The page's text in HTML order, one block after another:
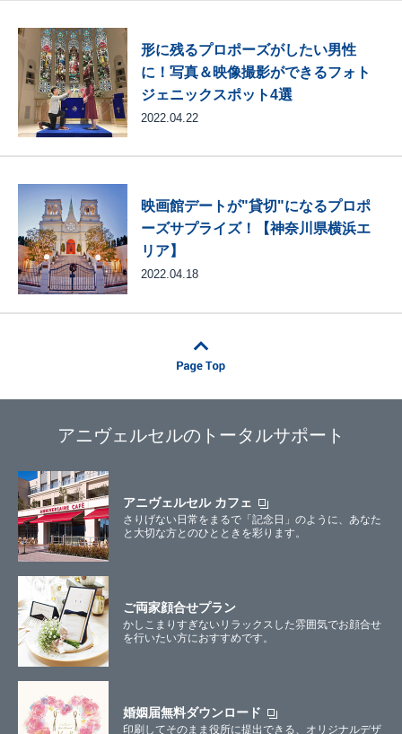
形に残るプロポーズがしたい男性
に！写真＆映像撮影ができるフォト
ジェニックスポット4選
2022.04.22
映画館デートが"貸切"になるプロポ
ーズサプライズ！【神奈川県横浜エ
リア】
2022.04.18
アニヴェルセルのトータルサポート
アニヴェルセル カフェ
さりげない日常をまるで「記念日」のように、あなた
と大切な方とのひとときを彩ります。
ご両家顔合せプラン
かしこまりすぎないリラックスした雰囲気でお顔合せ
を行いたい方におすすめです。
婚姻届無料ダウンロード
印刷してそのまま役所に提出できる、オリジナルデザ